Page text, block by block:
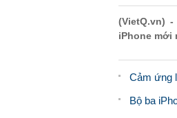
(VietQ.vn)
iPhone mới
Cảm ứng
Bộ ba